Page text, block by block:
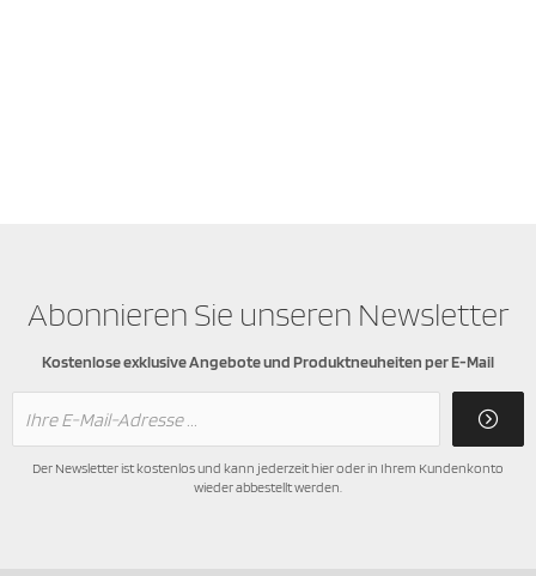
Abonnieren Sie unseren Newsletter
Kostenlose exklusive Angebote und Produktneuheiten per E-Mail
Der Newsletter ist kostenlos und kann jederzeit hier oder in Ihrem Kundenkonto
wieder abbestellt werden.